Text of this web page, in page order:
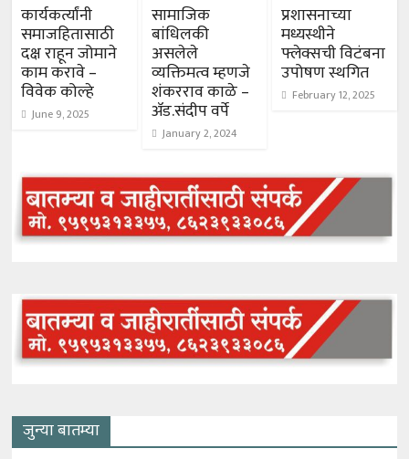
कार्यकर्त्यांनी
समाजहितासाठी
दक्ष राहून जोमाने
काम करावे –
विवेक कोल्हे
June 9, 2025
सामाजिक
बांधिलकी
असलेले
व्यक्तिमत्व म्हणजे
शंकरराव काळे –
ॲड.संदीप वर्पे
January 2, 2024
प्रशासनाच्या
मध्यस्थीने
फ्लेक्सची विटंबना
उपोषण स्थगित
February 12, 2025
जुन्या बातम्या